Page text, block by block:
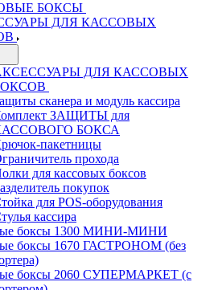
БОКСЫ
ДЛЯ КАССОВЫХ
ДЛЯ КАССОВЫХ
сканера и модуль кассира
ЗАЩИТЫ для
БОКСА
пакетницы
прохода
для кассовых боксов
покупок
для POS-оборудования
кассира
боксы 1300 МИНИ-МИНИ
боксы 1670 ГАСТРОНОМ (без
боксы 2060 СУПЕРМАРКЕТ (с